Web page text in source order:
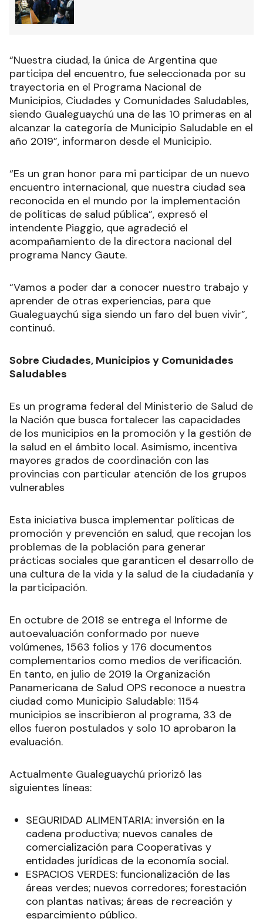
“Nuestra ciudad, la única de Argentina que
participa del encuentro, fue seleccionada por su
trayectoria en el Programa Nacional de
Municipios, Ciudades y Comunidades Saludables,
siendo Gualeguaychú una de las 10 primeras en al
alcanzar la categoría de Municipio Saludable en el
año 2019”, informaron desde el Municipio.
“Es un gran honor para mi participar de un nuevo
encuentro internacional, que nuestra ciudad sea
reconocida en el mundo por la implementación
de políticas de salud pública”, expresó el
intendente Piaggio, que agradeció el
acompañamiento de la directora nacional del
programa Nancy Gaute.
“Vamos a poder dar a conocer nuestro trabajo y
aprender de otras experiencias, para que
Gualeguaychú siga siendo un faro del buen vivir”,
continuó.
Sobre Ciudades, Municipios y Comunidades
Saludables
Es un programa federal del Ministerio de Salud de
la Nación que busca fortalecer las capacidades
de los municipios en la promoción y la gestión de
la salud en el ámbito local. Asimismo, incentiva
mayores grados de coordinación con las
provincias con particular atención de los grupos
vulnerables
Esta iniciativa busca implementar políticas de
promoción y prevención en salud, que recojan los
problemas de la población para generar
prácticas sociales que garanticen el desarrollo de
una cultura de la vida y la salud de la ciudadanía y
la participación.
En octubre de 2018 se entrega el Informe de
autoevaluación conformado por nueve
volúmenes, 1563 folios y 176 documentos
complementarios como medios de verificación.
En tanto, en julio de 2019 la Organización
Panamericana de Salud OPS reconoce a nuestra
ciudad como Municipio Saludable: 1154
municipios se inscribieron al programa, 33 de
ellos fueron postulados y solo 10 aprobaron la
evaluación.
Actualmente Gualeguaychú priorizó las
siguientes líneas:
SEGURIDAD ALIMENTARIA: inversión en la
cadena productiva; nuevos canales de
comercialización para Cooperativas y
entidades jurídicas de la economía social.
ESPACIOS VERDES: funcionalización de las
áreas verdes; nuevos corredores; forestación
con plantas nativas; áreas de recreación y
esparcimiento público.